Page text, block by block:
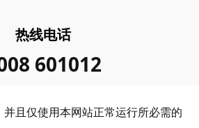
热线电话
601012
且仅使用本网站正常运行所必需的